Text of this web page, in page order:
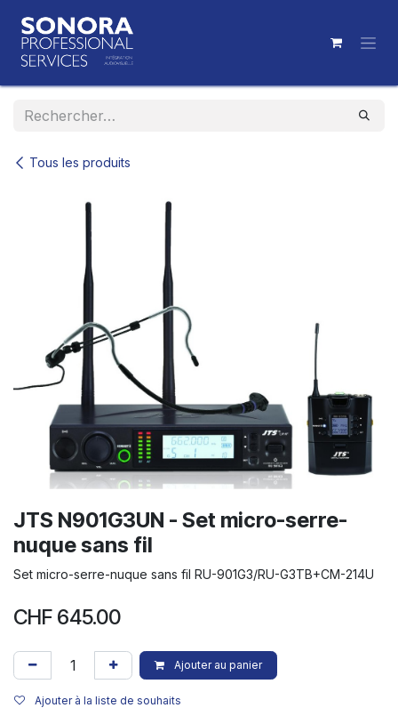
Tous les produits
JTS N901G3UN - Set micro-serre-
nuque sans fil
Set micro-serre-nuque sans fil RU-901G3/RU-G3TB+CM-214U
CHF 645.00
Ajouter au panier
Ajouter à la liste de souhaits